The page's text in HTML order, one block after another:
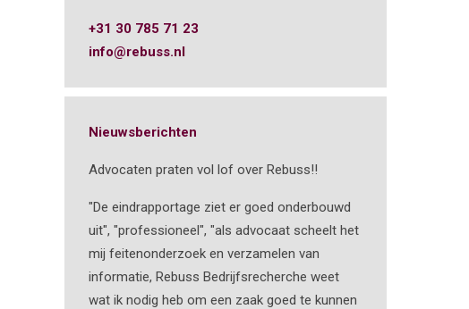
+31 30 785 71 23
info@rebuss.nl
Nieuwsberichten
Advocaten praten vol lof over Rebuss!!
"De eindrapportage ziet er goed onderbouwd
uit", "professioneel", "als advocaat scheelt het
mij feitenonderzoek en verzamelen van
informatie, Rebuss Bedrijfsrecherche weet
wat ik nodig heb om een zaak goed te kunnen